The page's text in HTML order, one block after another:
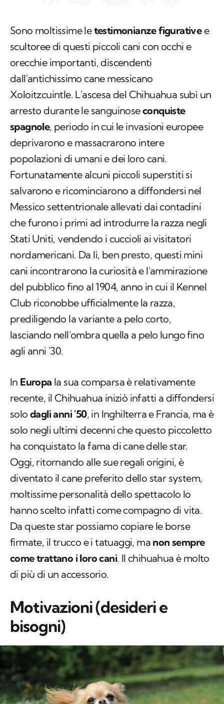
Sono moltissime letestimonianze figurativee
scultoree di questi piccoli cani con occhi e
orecchie importanti, discendenti
dall'antichissimo cane messicano
Xoloitzcuintle. L'ascesa del Chihuahua subì un
arresto durante le sanguinoseconquiste
spagnole, periodo in cui le invasioni europee
deprivarono e massacrarono intere
popolazioni di umani e dei loro cani.
Fortunatamente alcuni piccoli superstiti si
salvarono e ricominciarono a diffondersi nel
Messico settentrionale allevati dai contadini
che furono i primi ad introdurre la razza negli
Stati Uniti, vendendo i cuccioli ai visitatori
nordamericani. Da lì, ben presto, questi mini
cani incontrarono la curiosità e l'ammirazione
del pubblico fino al 1904, anno in cui il Kennel
Club riconobbe ufficialmente la razza,
prediligendo la variante a pelo corto,
lasciando nell'ombra quella a pelo lungo fino
agli anni '30.
In Europa la sua comparsa è relativamente
recente, il Chihuahua iniziò infatti a diffondersi
solo dagli anni '50, in Inghilterra e Francia, ma è
solo negli ultimi decenni che questo piccoletto
ha conquistato la fama di cane delle star.
Oggi, ritornando alle sue regali origini, è
diventato il cane preferito dello star system,
moltissime personalità dello spettacolo lo
hanno scelto infatti come compagno di vita.
Da queste star possiamo copiare le borse
firmate, il trucco e i tatuaggi, ma non sempre
come trattano i loro cani. Il chihuahua è molto
di più di un accessorio.
Motivazioni (desideri e
bisogni)